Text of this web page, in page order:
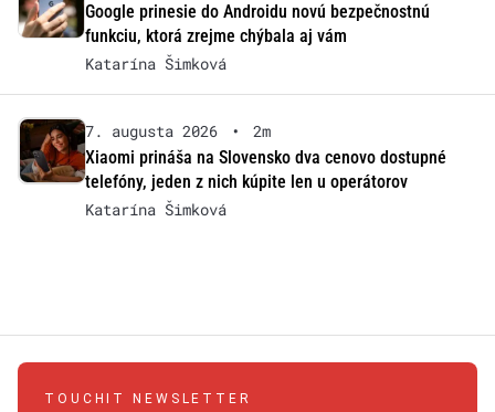
Google prinesie do Androidu novú bezpečnostnú
funkciu, ktorá zrejme chýbala aj vám
Katarína Šimková
7. augusta 2026 •
2m
Xiaomi prináša na Slovensko dva cenovo dostupné
telefóny, jeden z nich kúpite len u operátorov
Katarína Šimková
TOUCHIT NEWSLETTER